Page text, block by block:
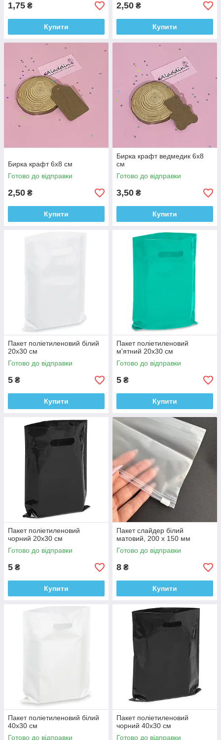
1,75 ₴
Купити
2,50 ₴
Купити
Бирка крафт 6х8 см
Готово до відправки
2,50 ₴
Купити
Бирка крафт ведмедик 6х8
см
Готово до відправки
3,50 ₴
Купити
Пакет поліетиленовий білий
20х30 см
Готово до відправки
5 ₴
Купити
Пакет поліетиленовий
м'ятний 20х30 см
Готово до відправки
5 ₴
Купити
Пакет поліетиленовий
чорний 20х30 см
Готово до відправки
5 ₴
Купити
Пакет слайдер білий
матовий, 200 х 150 мм
Готово до відправки
8 ₴
Купити
Пакет поліетиленовий білий
40х30 см
Готово до відправки
Пакет поліетиленовий
чорний 40х30 см
Готово до відправки